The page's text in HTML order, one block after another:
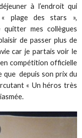
à l’endroit qui
plage des stars »,
quitter mes collègues
de passer plus de
car je partais voir le
compétition officielle
que depuis son prix du
« Un héros très